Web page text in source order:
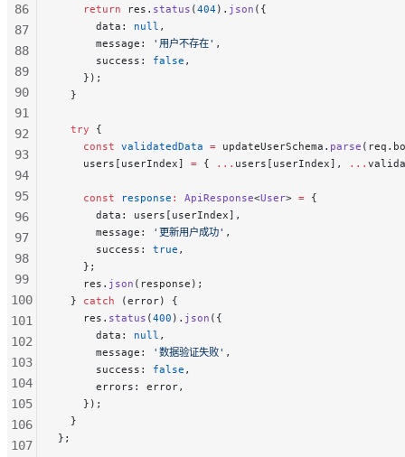
    return
res. status (404). json ({
      data:
null ,
      message:
'用户不存在' ,
      success:
false ,
    });
  }
  try
{
    const
validatedData = updateUserSchema. parse
    users[userIndex]
= { ... users[userIndex], ...
    const
response : ApiResponse<User> = {
      data: users[userIndex],
      message:
'更新用户成功' ,
      success:
true ,
    };
    res.
json (response);
  }
catch (error) {
    res.
status (400 ). json ({
      data:
null ,
      message:
'数据验证失败' ,
      success:
false ,
      errors: error,
    });
  }
};
86
87
88
89
90
91
92
93
94
95
96
97
98
99
100
101
102
103
104
105
106
107